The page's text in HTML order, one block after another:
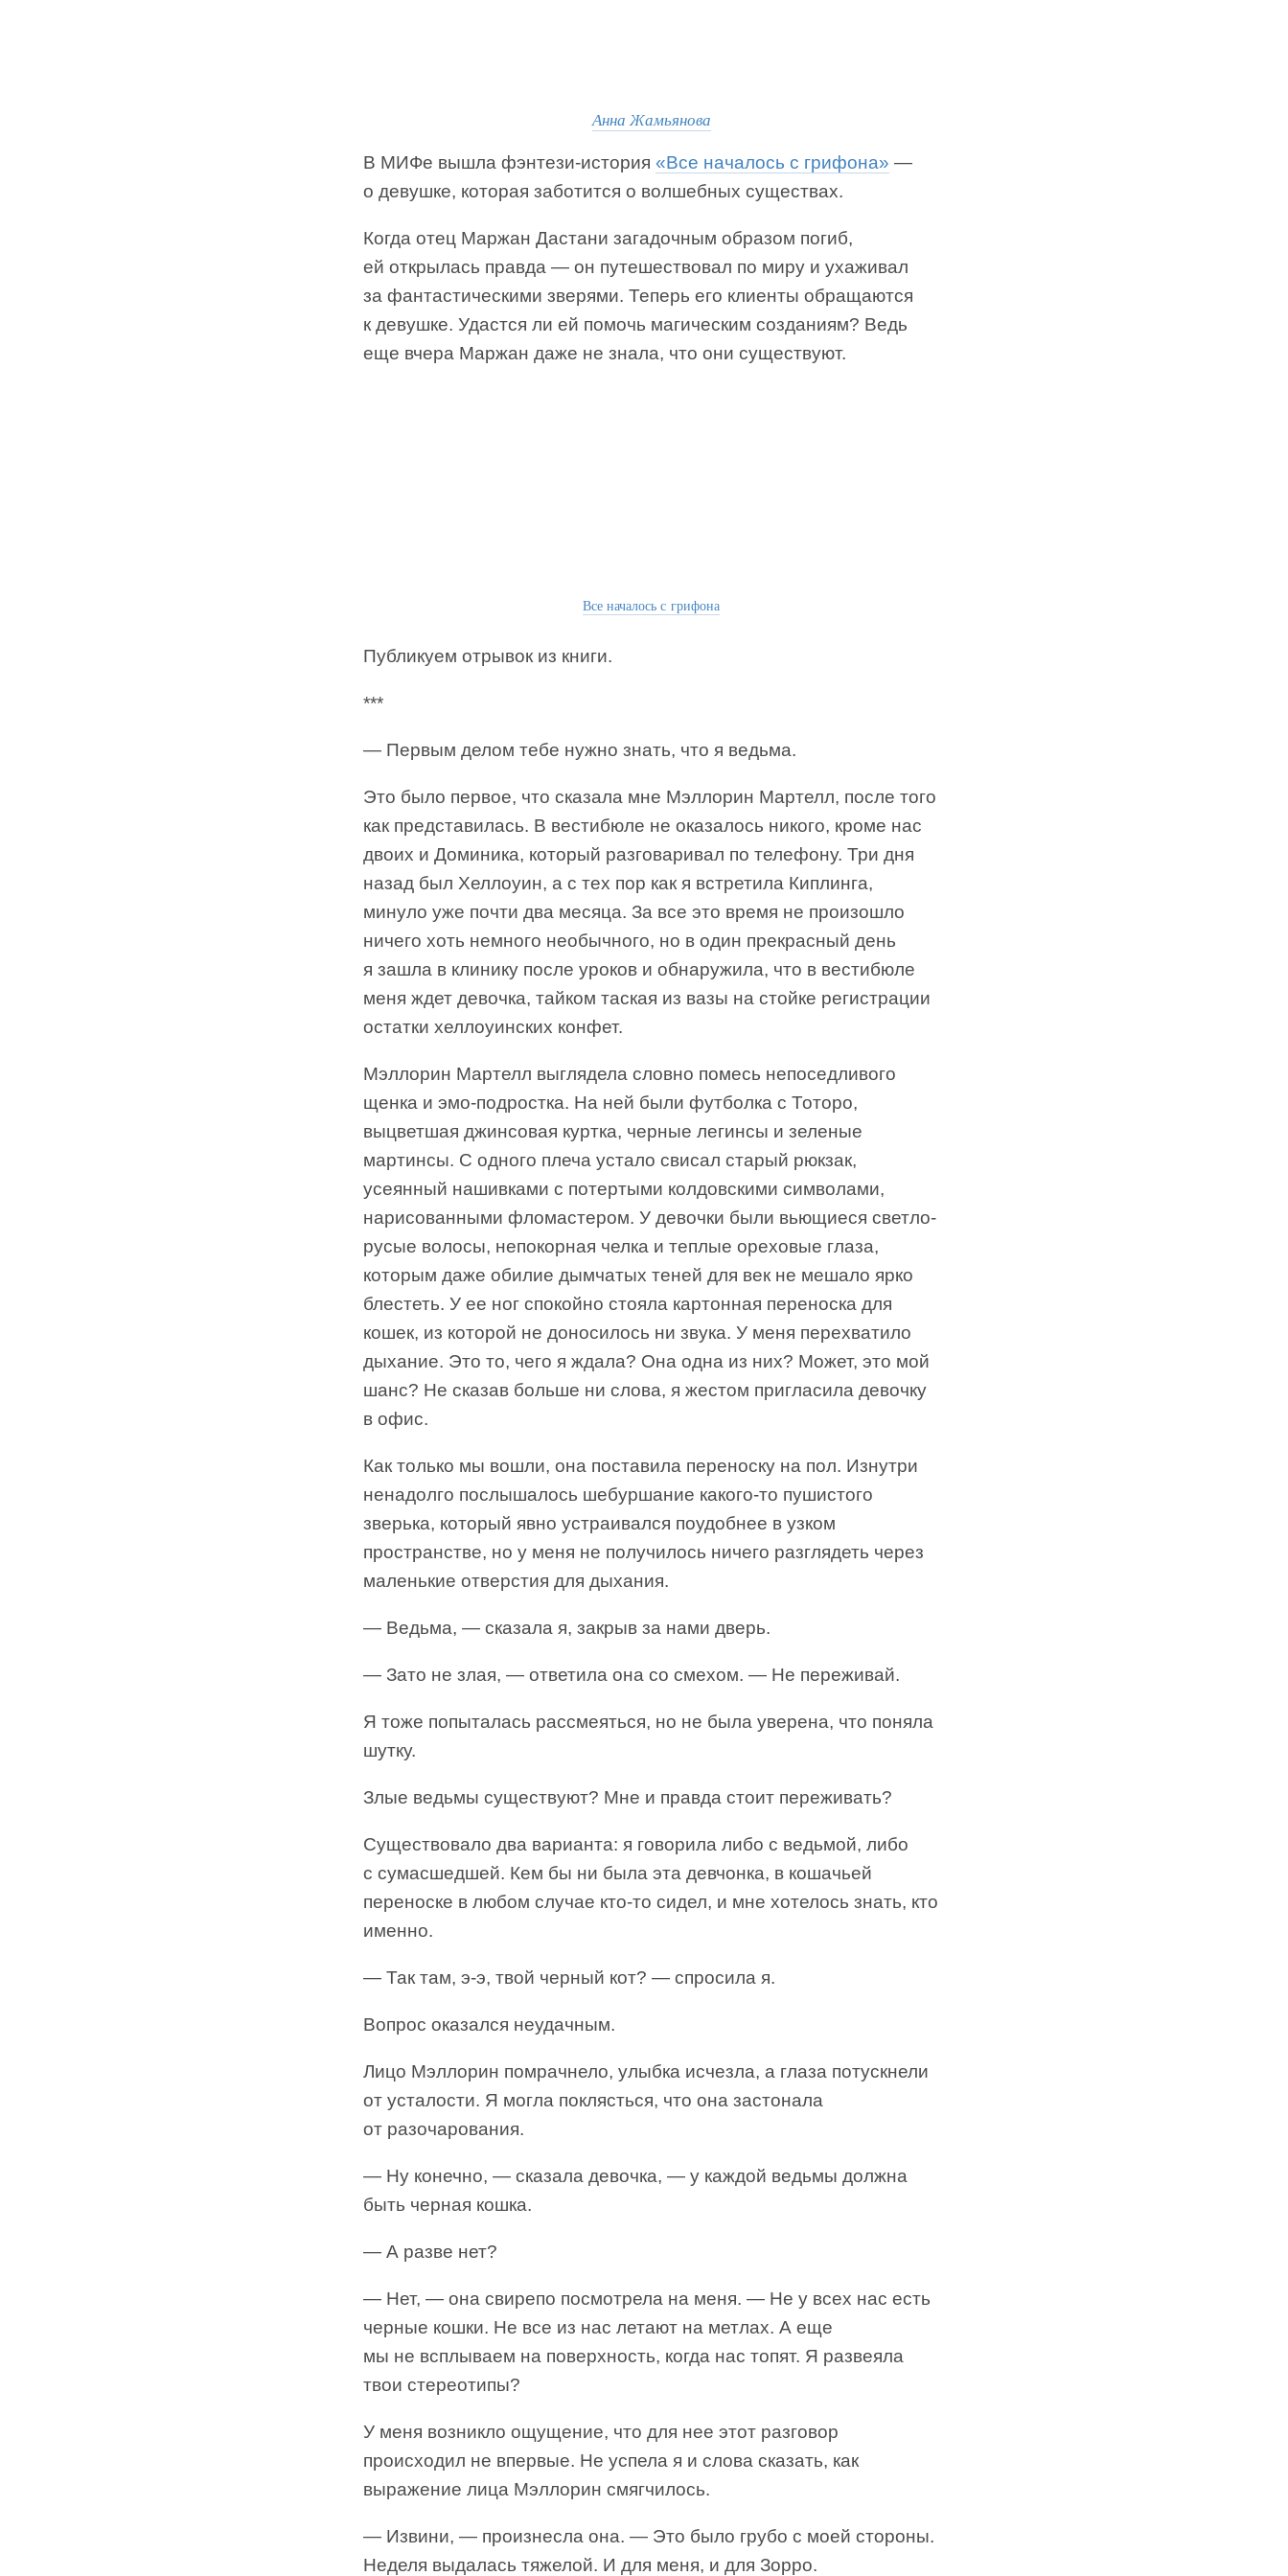
Анна Жамьянова
В МИФе вышла фэнтези-история «Все началось с грифона» —
о девушке, которая заботится о волшебных существах.
Когда отец Маржан Дастани загадочным образом погиб,
ей открылась правда — он путешествовал по миру и ухаживал
за фантастическими зверями. Теперь его клиенты обращаются
к девушке. Удастся ли ей помочь магическим созданиям? Ведь
еще вчера Маржан даже не знала, что они существуют.
Все началось с грифона
Публикуем отрывок из книги.
***
— Первым делом тебе нужно знать, что я ведьма.
Это было первое, что сказала мне Мэллорин Мартелл, после того
как представилась. В вестибюле не оказалось никого, кроме нас
двоих и Доминика, который разговаривал по телефону. Три дня
назад был Хеллоуин, а с тех пор как я встретила Киплинга,
минуло уже почти два месяца. За все это время не произошло
ничего хоть немного необычного, но в один прекрасный день
я зашла в клинику после уроков и обнаружила, что в вестибюле
меня ждет девочка, тайком таская из вазы на стойке регистрации
остатки хеллоуинских конфет.
Мэллорин Мартелл выглядела словно помесь непоседливого
щенка и эмо-подростка. На ней были футболка с Тоторо,
выцветшая джинсовая куртка, черные легинсы и зеленые
мартинсы. С одного плеча устало свисал старый рюкзак,
усеянный нашивками с потертыми колдовскими символами,
нарисованными фломастером. У девочки были вьющиеся светло-
русые волосы, непокорная челка и теплые ореховые глаза,
которым даже обилие дымчатых теней для век не мешало ярко
блестеть. У ее ног спокойно стояла картонная переноска для
кошек, из которой не доносилось ни звука. У меня перехватило
дыхание. Это то, чего я ждала? Она одна из них? Может, это мой
шанс? Не сказав больше ни слова, я жестом пригласила девочку
в офис.
Как только мы вошли, она поставила переноску на пол. Изнутри
ненадолго послышалось шебуршание какого-то пушистого
зверька, который явно устраивался поудобнее в узком
пространстве, но у меня не получилось ничего разглядеть через
маленькие отверстия для дыхания.
— Ведьма, — сказала я, закрыв за нами дверь.
— Зато не злая, — ответила она со смехом. — Не переживай.
Я тоже попыталась рассмеяться, но не была уверена, что поняла
шутку.
Злые ведьмы существуют? Мне и правда стоит переживать?
Существовало два варианта: я говорила либо с ведьмой, либо
с сумасшедшей. Кем бы ни была эта девчонка, в кошачьей
переноске в любом случае кто-то сидел, и мне хотелось знать, кто
именно.
— Так там, э-э, твой черный кот? — спросила я.
Вопрос оказался неудачным.
Лицо Мэллорин помрачнело, улыбка исчезла, а глаза потускнели
от усталости. Я могла поклясться, что она застонала
от разочарования.
— Ну конечно, — сказала девочка, — у каждой ведьмы должна
быть черная кошка.
— А разве нет?
— Нет, — она свирепо посмотрела на меня. — Не у всех нас есть
черные кошки. Не все из нас летают на метлах. А еще
мы не всплываем на поверхность, когда нас топят. Я развеяла
твои стереотипы?
У меня возникло ощущение, что для нее этот разговор
происходил не впервые. Не успела я и слова сказать, как
выражение лица Мэллорин смягчилось.
— Извини, — произнесла она. — Это было грубо с моей стороны.
Неделя выдалась тяжелой. И для меня, и для Зорро.